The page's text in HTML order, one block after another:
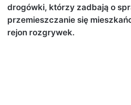
drogówki, którzy zadbają o
przemieszczanie się
rejon rozgrywek.